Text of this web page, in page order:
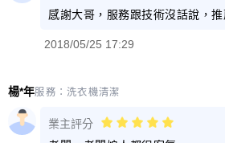
感謝大哥，服務跟技術沒話說，
2018/05/25 17:29
楊*年服務： 洗衣機清潔
業主評分